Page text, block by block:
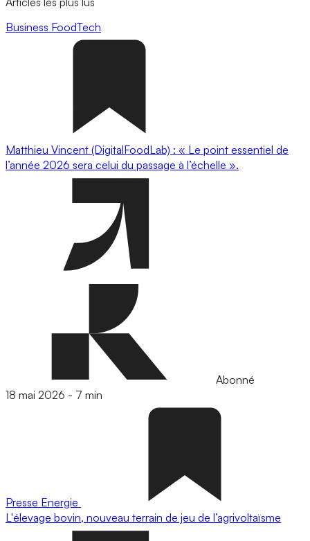
Business FoodTech
Matthieu Vincent (DigitalFoodLab) : « Le point essentiel de
l’année 2026 sera celui du passage à l’échelle ».
Abonné
18 mai 2026 - 7 min
Presse Energie
L'élevage bovin, nouveau terrain de jeu de l’agrivoltaïsme